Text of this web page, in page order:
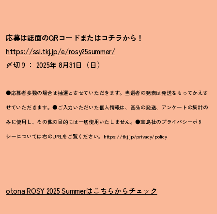
応募は誌面のQRコードまたはコチラから！
https://ssl.tkj.jp/e/rosy25summer/
〆切り： 2025年 8月31日（日）
●応募者多数の場合は抽選とさせていただきます。当選者の発表は発送をもってかえさ
せていただきます。●ご入力いただいた個人情報は、賞品の発送、アンケートの集計の
みに使用し、その他の目的には一切使用いたしません。●宝島社のプライバシーポリ
シーについては右のURLをご覧ください。https://tkj.jp/privacy/policy
otona ROSY 2025 Summerはこちらからチェック